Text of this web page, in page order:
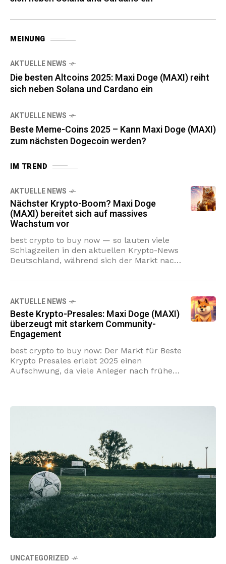
MEINUNG
AKTUELLE NEWS
Die besten Altcoins 2025: Maxi Doge (MAXI) reiht
sich neben Solana und Cardano ein
AKTUELLE NEWS
Beste Meme-Coins 2025 – Kann Maxi Doge (MAXI)
zum nächsten Dogecoin werden?
IM TREND
AKTUELLE NEWS
Nächster Krypto-Boom? Maxi Doge
(MAXI) bereitet sich auf massives
Wachstum vor
best crypto to buy now — so lauten viele
Schlagzeilen in den aktuellen Krypto-News
Deutschland, während sich der Markt nach
Memecoin-Aktivität gewinnt wieder Fahrt,
AKTUELLE NEWS
Beste Krypto-Presales: Maxi Doge (MAXI)
überzeugt mit starkem Community-
Engagement
best crypto to buy now: Der Markt für Beste
Krypto Presales erlebt 2025 einen
Aufschwung, da viele Anleger nach frühen
UNCATEGORIZED